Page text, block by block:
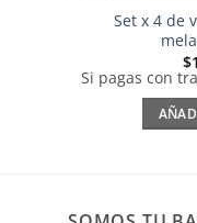
Set x 4 de
$
Si pagas con